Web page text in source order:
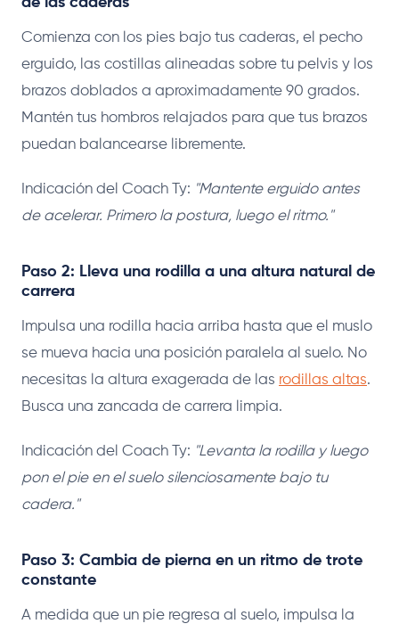
Comienza con los pies bajo tus caderas, el pecho
erguido, las costillas alineadas sobre tu pelvis y los
brazos doblados a aproximadamente 90 grados.
Mantén tus hombros relajados para que tus brazos
puedan balancearse libremente.
Indicación del Coach Ty: "Mantente erguido antes
de acelerar. Primero la postura, luego el ritmo."
Paso 2: Lleva una rodilla a una altura natural de
carrera
Impulsa una rodilla hacia arriba hasta que el muslo
se mueva hacia una posición paralela al suelo. No
necesitas la altura exagerada de las rodillas altas.
Busca una zancada de carrera limpia.
Indicación del Coach Ty: "Levanta la rodilla y luego
pon el pie en el suelo silenciosamente bajo tu
cadera."
Paso 3: Cambia de pierna en un ritmo de trote
constante
A medida que un pie regresa al suelo, impulsa la